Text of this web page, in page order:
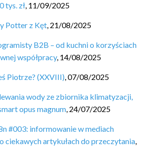
tys. zł, 11/09/2025
Potter z Kęt, 21/08/2025
B2B – od kuchni o korzyściach
współpracy, 14/08/2025
Piotrze? (XXVIII),07/08/2025
wody ze zbiornika klimatyzacji,
opus magnum, 24/07/2025
#003: informowanie w mediach
ciekawych artykułach do przeczytania,